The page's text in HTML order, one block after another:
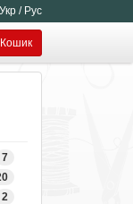
Укр/ Рус
Кошик
7
2